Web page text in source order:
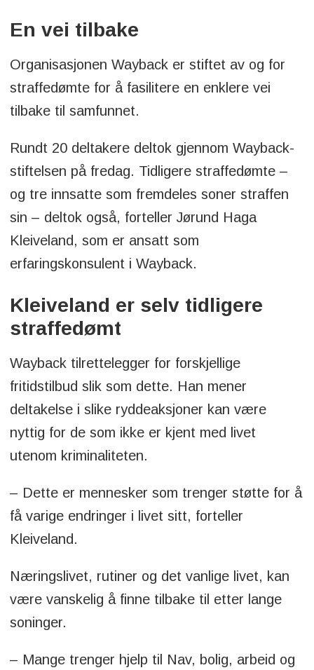
En vei tilbake
Organisasjonen Wayback er stiftet av og for
straffedømte for å fasilitere en enklere vei
tilbake til samfunnet.
Rundt 20 deltakere deltok gjennom Wayback-
stiftelsen på fredag. Tidligere straffedømte –
og tre innsatte som fremdeles soner straffen
sin – deltok også, forteller Jørund Haga
Kleiveland, som er ansatt som
erfaringskonsulent i Wayback.
Kleiveland er selv tidligere
straffedømt
Wayback tilrettelegger for forskjellige
fritidstilbud slik som dette. Han mener
deltakelse i slike ryddeaksjoner kan være
nyttig for de som ikke er kjent med livet
utenom kriminaliteten.
– Dette er mennesker som trenger støtte for å
få varige endringer i livet sitt, forteller
Kleiveland.
Næringslivet, rutiner og det vanlige livet, kan
være vanskelig å finne tilbake til etter lange
soninger.
– Mange trenger hjelp til Nav, bolig, arbeid og